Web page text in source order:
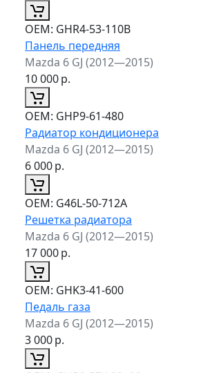
ОЕМ: GHR4-53-110B
Панель передняя
Mazda 6 GJ (2012—2015)
10 000р.
ОЕМ: GHP9-61-480
Радиатор кондиционера
Mazda 6 GJ (2012—2015)
6 000р.
ОЕМ: G46L-50-712A
Решетка радиатора
Mazda 6 GJ (2012—2015)
17 000р.
ОЕМ: GHK3-41-600
Педаль газа
Mazda 6 GJ (2012—2015)
3 000р.